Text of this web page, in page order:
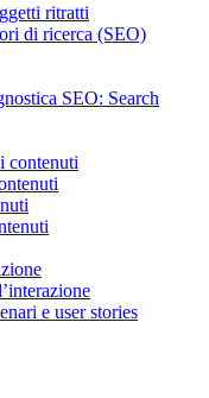
ritratti
di ricerca (SEO)
SEO: Search
contenuti
e user stories